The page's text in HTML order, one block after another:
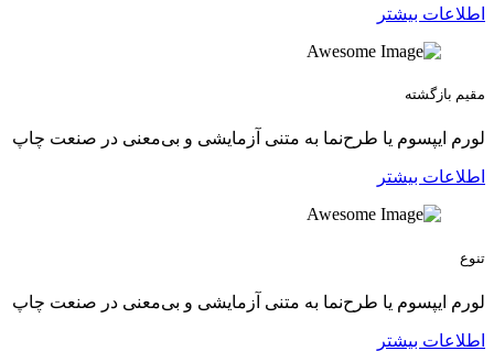
اطلاعات بیشتر
مقیم بازگشته
لورم ایپسوم یا طرح‌نما به متنی آزمایشی و بی‌معنی در صنعت چاپ
اطلاعات بیشتر
تنوع
لورم ایپسوم یا طرح‌نما به متنی آزمایشی و بی‌معنی در صنعت چاپ
اطلاعات بیشتر